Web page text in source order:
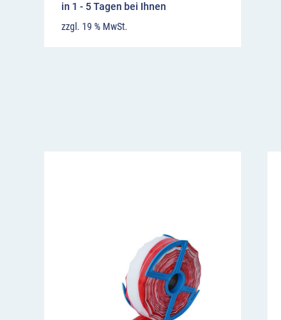
in 1 - 5 Tagen bei Ihnen
zzgl. 19 % MwSt.